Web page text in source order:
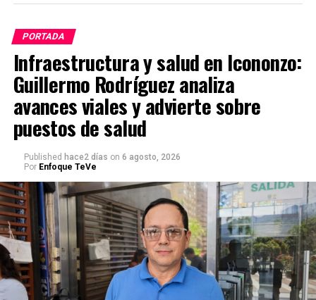
PORTADA
Infraestructura y salud en Icononzo:
Guillermo Rodríguez analiza
avances viales y advierte sobre
puestos de salud
Published hace2 días on 6 agosto, 2026
Por Enfoque TeVe